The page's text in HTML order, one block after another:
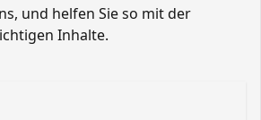
und helfen Sie so mit der
Inhalte.